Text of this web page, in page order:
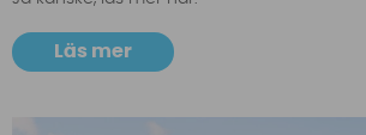
Läs mer